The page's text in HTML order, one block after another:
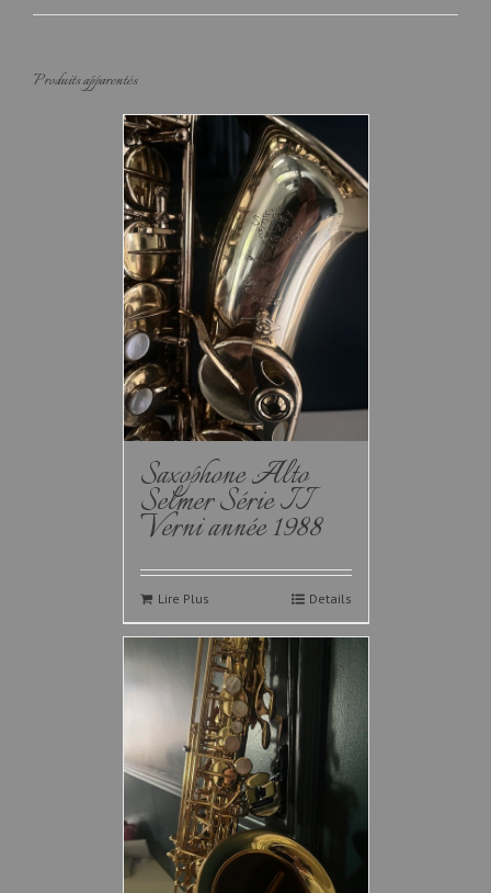
Produits apparentés
Saxophone Alto
Selmer Série II
Verni année 1988
Lire Plus Details